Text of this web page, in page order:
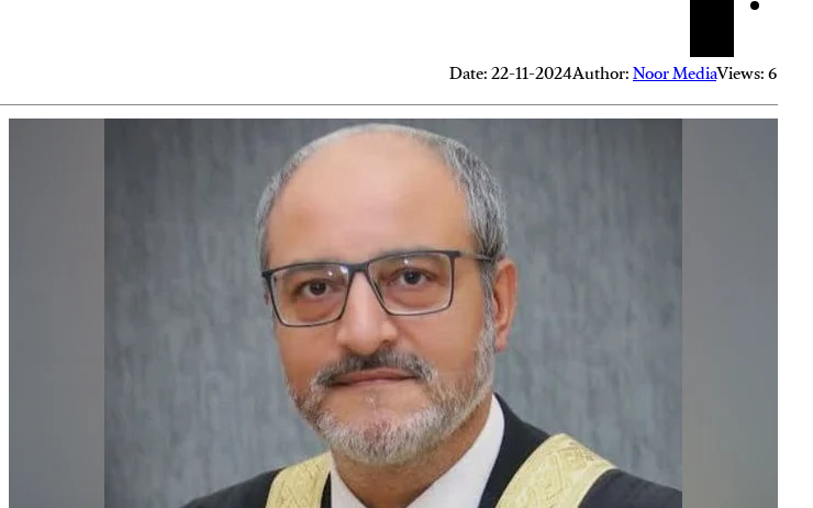
Date: 22-11-2024Author:Noor MediaViews: 6